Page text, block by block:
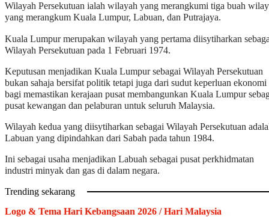
Wilayah Persekutuan ialah wilayah yang merangkumi tiga buah
yang merangkum Kuala Lumpur, Labuan, dan Putrajaya.
Kuala Lumpur merupakan wilayah yang pertama diisytiharkan
Wilayah Persekutuan pada 1 Februari 1974.
Keputusan menjadikan Kuala Lumpur sebagai Wilayah Persekutuan
bukan sahaja bersifat politik tetapi juga dari sudut keperluan ekonomi
bagi memastikan kerajaan pusat membangunkan Kuala Lumpur
pusat kewangan dan pelaburan untuk seluruh Malaysia.
Wilayah kedua yang diisytiharkan sebagai Wilayah Persekutuan
Labuan yang dipindahkan dari Sabah pada tahun 1984.
Ini sebagai usaha menjadikan Labuah sebagai pusat perkhidmatan
industri minyak dan gas di dalam negara.
Trending sekarang
Logo & Tema Hari Kebangsaan 2026 / Hari Malaysia